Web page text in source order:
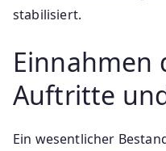
stabilisiert.
Einnahmen
Auftritte
Ein wesentlicher